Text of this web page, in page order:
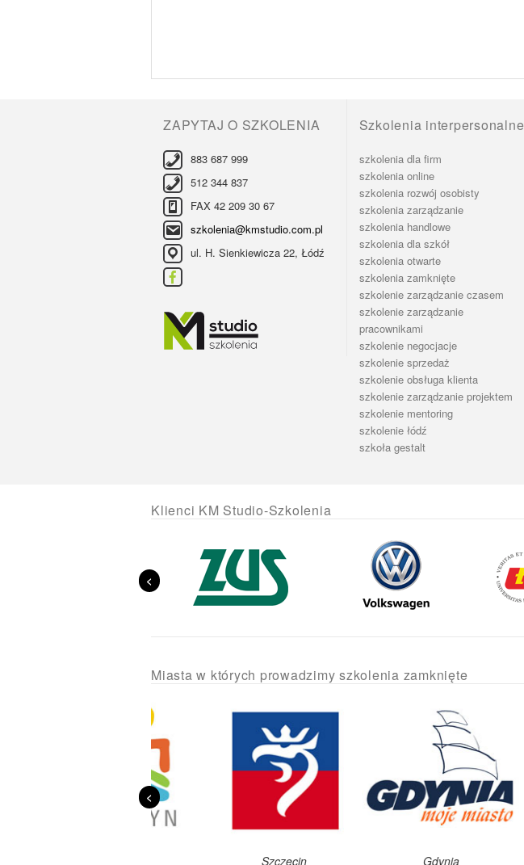
ZAPYTAJ O SZKOLENIA
883 687 999
512 344 837
FAX 42 209 30 67
szkolenia@kmstudio.com.pl
ul. H. Sienkiewicza 22, Łódź
Szkolenia interpersonalne
szkolenia dla firm
szkolenia online
szkolenia rozwój osobisty
szkolenia zarządzanie
szkolenia handlowe
szkolenia dla szkół
szkolenia otwarte
szkolenia zamknięte
szkolenie zarządzanie czasem
szkolenie zarządzanie
pracownikami
szkolenie negocjacje
szkolenie sprzedaż
szkolenie obsługa klienta
szkolenie zarządzanie projektem
szkolenie mentoring
szkolenie łódź
szkoła gestalt
Klienci KM Studio-Szkolenia
<
Miasta w których prowadzimy szkolenia zamknięte
Szczecin
<